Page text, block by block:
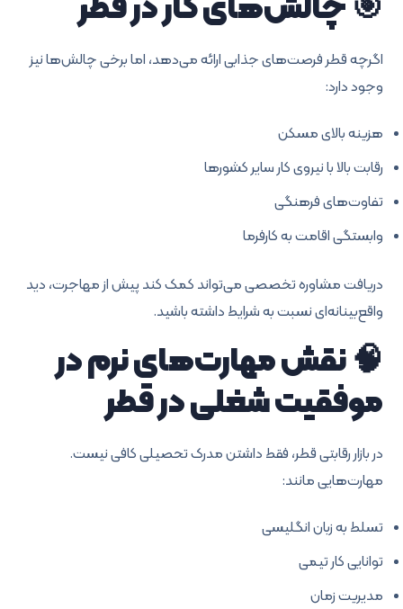
🎯 چالش‌های کار در قطر
اگرچه قطر فرصت‌های جذابی ارائه می‌دهد، اما برخی چالش‌ها نیز
وجود دارد:
هزینه بالای مسکن
رقابت بالا با نیروی کار سایر کشورها
تفاوت‌های فرهنگی
وابستگی اقامت به کارفرما
دریافت مشاوره تخصصی می‌تواند کمک کند پیش از مهاجرت، دید
واقع‌بینانه‌ای نسبت به شرایط داشته باشید.
🧠 نقش مهارت‌های نرم در
موفقیت شغلی در قطر
در بازار رقابتی قطر، فقط داشتن مدرک تحصیلی کافی نیست.
مهارت‌هایی مانند:
تسلط به زبان انگلیسی
توانایی کار تیمی
مدیریت زمان